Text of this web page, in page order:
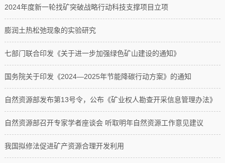
2024年度新一轮找矿突破战略行动科技支撑项目立项
膨润土热松弛现象的实验研究
七部门联合印发《关于进一步加强绿色矿山建设的通知》
国务院关于印发《2024—2025年节能降碳行动方案》的通知
自然资源部发布第13号令，公布《矿业权人勘查开采信息管理办法》
自然资源部召开专家学者座谈会 听取明年自然资源工作意见建议
我国拟修法促进矿产资源合理开发利用